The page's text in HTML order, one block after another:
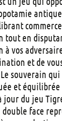
tout en
à vos
et de
souverain
et
jour du jeu
face